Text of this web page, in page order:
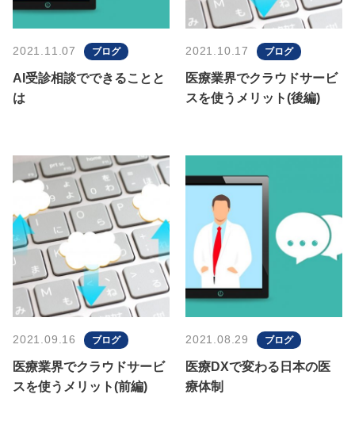
2021.11.07 ブログ
AI受診相談でできることと
は
2021.10.17 ブログ
医療業界でクラウドサービ
スを使うメリット(後編)
2021.09.16 ブログ
医療業界でクラウドサービ
スを使うメリット(前編)
2021.08.29 ブログ
医療DXで変わる日本の医
療体制